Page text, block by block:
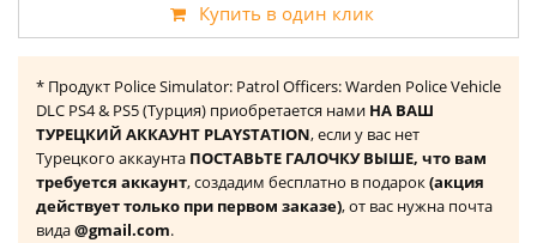
Купить в один клик
* Продукт Police Simulator: Patrol Officers: Warden Police Vehicle
DLC PS4 & PS5 (Турция) приобретается нами НА ВАШ
ТУРЕЦКИЙ АККАУНТ PLAYSTATION, если у вас нет
Турецкого аккаунта ПОСТАВЬТЕ ГАЛОЧКУ ВЫШЕ, что вам
требуется аккаунт, создадим бесплатно в подарок(акция
действует только при первом заказе), от вас нужна почта
вида@gmail.com.